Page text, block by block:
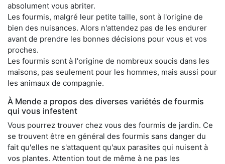
absolument vous abriter.
Les fourmis, malgré leur petite taille, sont à l'origine de
bien des nuisances. Alors n'attendez pas de les endurer
avant de prendre les bonnes décisions pour vous et vos
proches.
Les fourmis sont à l'origine de nombreux soucis dans les
maisons, pas seulement pour les hommes, mais aussi pour
les animaux de compagnie.
À Mende a propos des diverses variétés de fourmis
qui vous infestent
Vous pourrez trouver chez vous des fourmis de jardin. Ce
se trouvent être en général des fourmis sans danger du
fait qu'elles ne s'attaquent qu'aux parasites qui nuisent à
vos plantes. Attention tout de même à ne pas les